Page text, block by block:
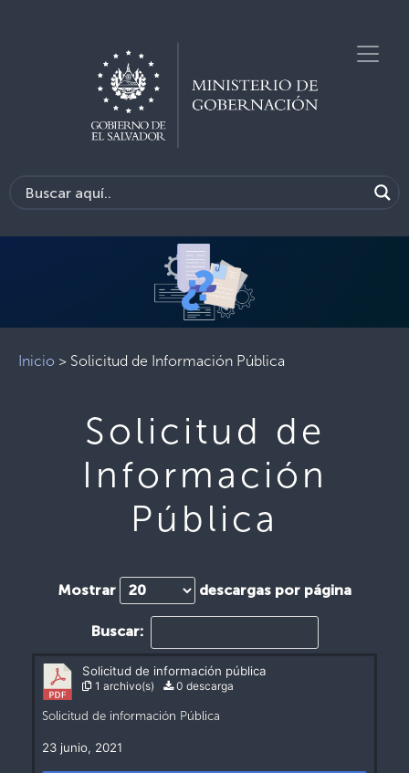
Inicio > Solicitud de Información Pública
Solicitud de
Información
Pública
Mostrar descargas por página
Buscar:
Solicitud de información pública
1 archivo(s) 0 descarga
Solicitud de información Pública
23 junio, 2021